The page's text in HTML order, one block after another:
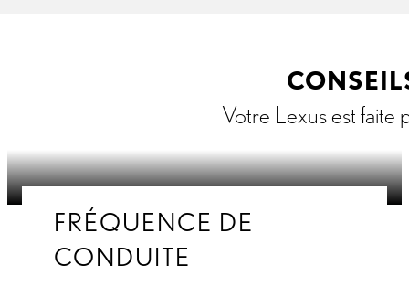
Votre Lexus est faite
FRÉQUENCE DE
CONDUITE